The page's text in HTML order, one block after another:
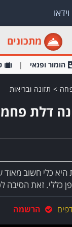
מתכונים
הומור ופנאי
> תזונה ובריאות
דלת
היא כלי חשוב
כללי. זאת
הרשמה